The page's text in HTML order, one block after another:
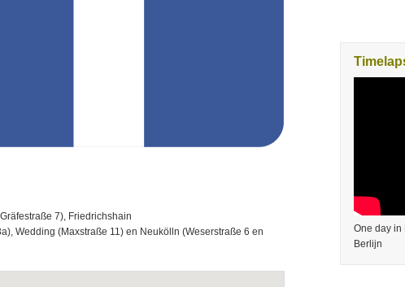
7), Friedrichshain
), Wedding (Maxstraße 11) en Neukölln (Weserstraße 6 en
One day in
Berlijn